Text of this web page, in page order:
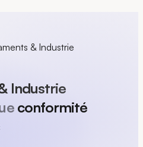
& Industrie
Industrie
conformité